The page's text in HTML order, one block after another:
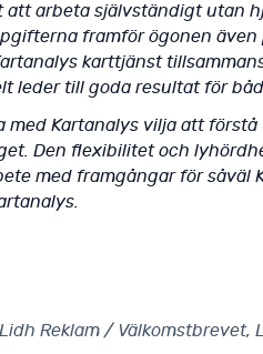
att arbeta självständigt utan
framför ögonen
karttjänst
leder till goda resultat för
med Kartanalys vilja att
Den flexibilitet och
med framgångar för såväl
Reklam / Välkomstbrevet,